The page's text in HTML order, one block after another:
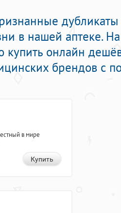
в нашей аптеке.
купить онлайн
брендов с
в мире
Купить